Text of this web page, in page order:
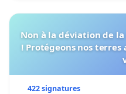
Non à la déviation de
! Protégeons nos
422 signatures